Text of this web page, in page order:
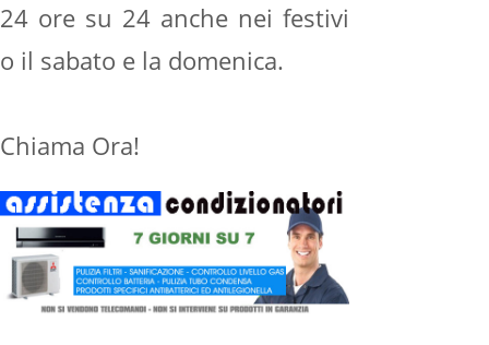
24 ore su 24 anche nei festivi
o il sabato e la domenica.
Chiama Ora!